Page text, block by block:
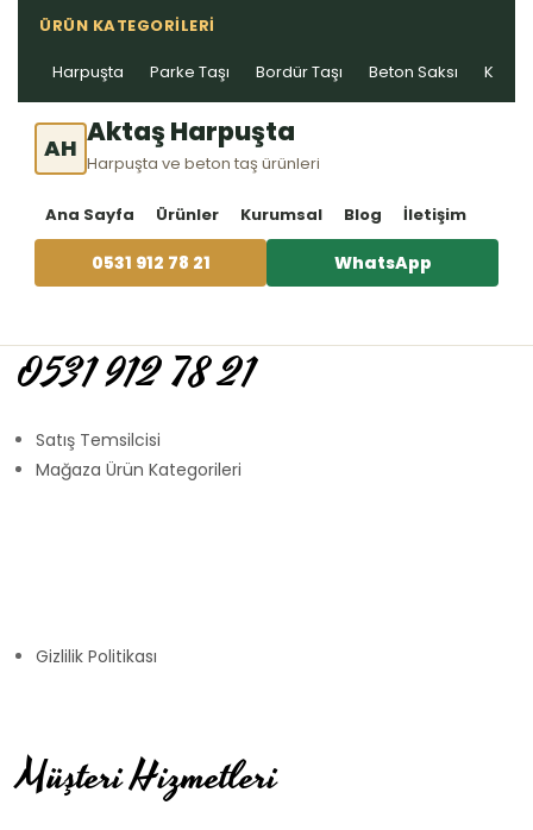
ÜRÜN KATEGORILERI
Harpuşta Parke Taşı Bordür Taşı Beton Saksı Kablo
AH Aktaş Harpuşta
Harpuşta ve beton taş ürünleri
Ana Sayfa Ürünler Kurumsal Blog İletişim
0531 912 78 21 WhatsApp
0531 912 78 21
Satış Temsilcisi
Mağaza Ürün Kategorileri
Gizlilik Politikası
Müşteri Hizmetleri